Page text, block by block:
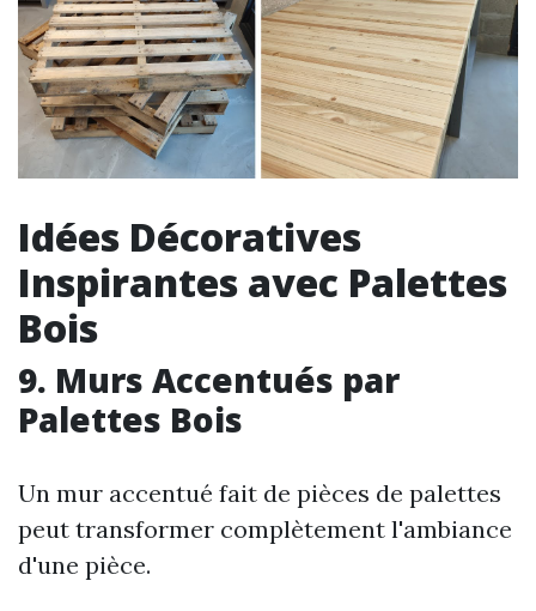
Idées Décoratives
Inspirantes avec Palettes
Bois
9. Murs Accentués par
Palettes Bois
Un mur accentué fait de pièces de palettes
peut transformer complètement l'ambiance
d'une pièce.